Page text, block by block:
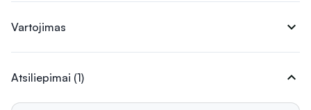
Vartojimas expand_more
Atsiliepimai (1) expand_more